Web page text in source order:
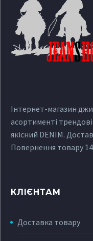
Інтернет-магазин
асортименті
якісний DENIM.
Повернення товару 14
КЛІЄНТАМ
Доставка товару